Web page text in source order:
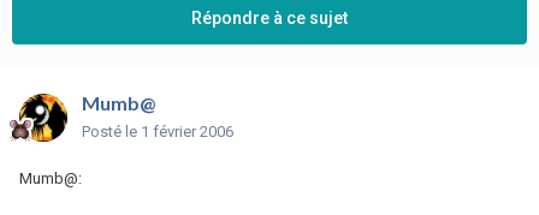
Répondre à ce sujet
Mumb@
Posté le 1 février 2006
Mumb@: